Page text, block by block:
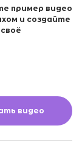
пример видео
и создайте
своё
видео